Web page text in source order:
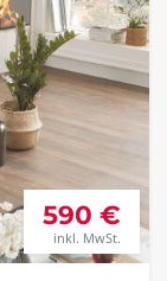
590 €
inkl. MwSt.